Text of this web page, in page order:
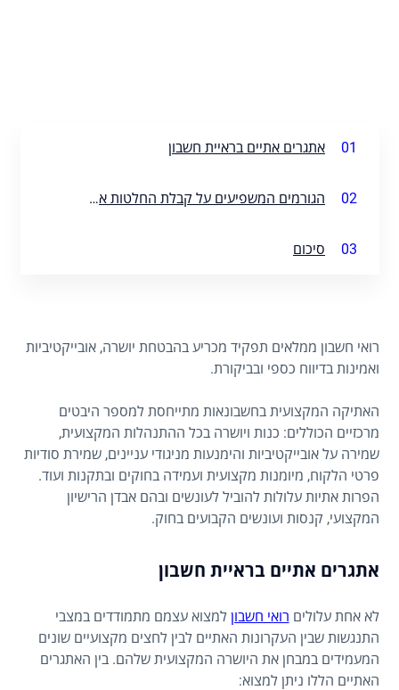
01 אתגרים אתיים בראיית חשבון
02 הגורמים המשפיעים על קבלת החלטות אתית בחשבונאות
03 סיכום
רואי חשבון ממלאים תפקיד מכריע בהבטחת יושרה, אובייקטיביות
ואמינות בדיווח כספי ובביקורת.
האתיקה המקצועית בחשבונאות מתייחסת למספר היבטים
מרכזיים הכוללים: כנות ויושרה בכל ההתנהלות המקצועית,
שמירה על אובייקטיביות והימנעות מניגודי עניינים, שמירת סודיות
פרטי הלקוח, מיומנות מקצועית ועמידה בחוקים ובתקנות ועוד.
הפרות אתיות עלולות להוביל לעונשים ובהם אבדן הרישיון
המקצועי, קנסות ועונשים הקבועים בחוק.
אתגרים אתיים בראיית חשבון
לא אחת עלולים רואי חשבון למצוא עצמם מתמודדים במצבי
התנגשות שבין העקרונות האתיים לבין לחצים מקצועיים שונים
המעמידים במבחן את היושרה המקצועית שלהם. בין האתגרים
האתיים הללו ניתן למצוא: